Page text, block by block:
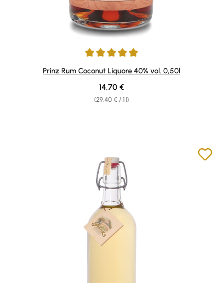
Prinz Rum Coconut Liquore 40% vol. 0,50l
(29,40 € / 1 l)
Regular price:
14,70 €